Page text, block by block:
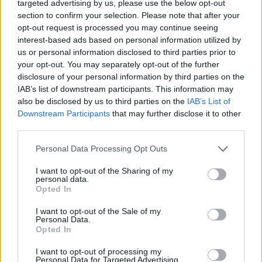
targeted advertising by us, please use the below opt-out
section to confirm your selection. Please note that after your
opt-out request is processed you may continue seeing
interest-based ads based on personal information utilized by
us or personal information disclosed to third parties prior to
your opt-out. You may separately opt-out of the further
disclosure of your personal information by third parties on the
IAB’s list of downstream participants. This information may
also be disclosed by us to third parties on the IAB’s List of
Downstream Participants that may further disclose it to other
Personal Data Processing Opt Outs
I want to opt-out of the Sharing of my
personal data.
Opted In
I want to opt-out of the Sale of my
Personal Data.
Opted In
I want to opt-out of processing my
Personal Data for Targeted Advertising.
(nesmí však být propichován, deformován či vhazován do
ohně, což bývá na obalu uvedeno),
3. zářivky – jsou nebezpečným odpadem,
4. baterie – některé jsou podle chemického složení
nebezpečným odpadem (olověné, nikl–kadmiové baterie a
akumulátory, baterie obsahující rtuť). Alkalické baterie
nejsou nebezpečným odpadem.
Na většině výrobků (nebo na jejich obalech) je v současné
době uvedeno, jakým způsobem má být s výrobkem potom,
co se stane odpadem, nakládáno. Další možností, jak zjistit
informační letáčky, nabídka prodejce odvézt např. starou
Každá obec je povinna určit místa, kam mohou fyzické
osoby odkládat komunální odpad, který produkují, a zajistit
složky komunálního odpadu (např. zbytky barev a
spotřební chemie, zářivky). Zpravidla je to formou
sběrných dvorů či mobilních svozů nebezpečného odpadu.
Informace o tom, co patří do komunálního odpadu a